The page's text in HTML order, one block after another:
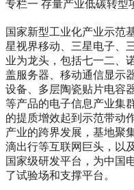
专栏一 存量产业低碳转型
国家新型工业化产业示范
星视界移动、三星电子、
业为龙头，包括七一二、
盖服务器、移动通信显示
设备、多层陶瓷贴片电容
等产品的电子信息产业集
的提质增效起到示范带动
产业的跨界发展，基地聚
滴出行等互联网巨头，以
国家级研发平台，为中国
了试验场和支撑平台。